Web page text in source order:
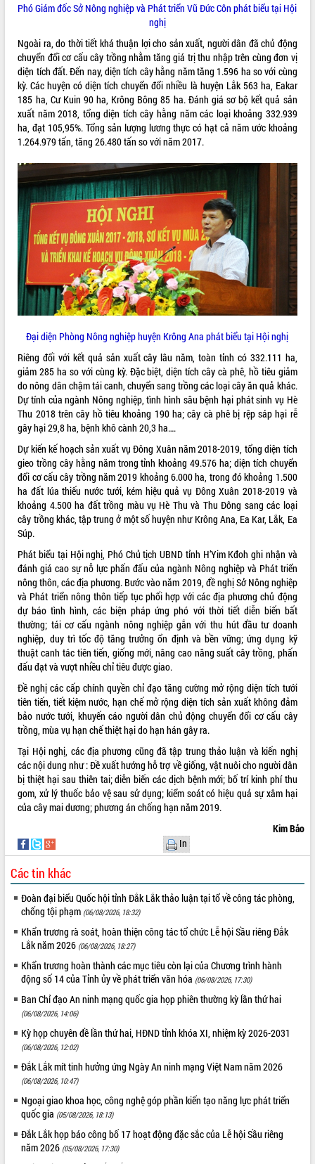
trường Nguyễn Hoàng Hiệp khảo sát
sầu riêng tại Đắk Lắk
Trình diễn nghệ thuật chế biến các
món ăn từ sầu riêng
Đắk Lắk công bố Quy hoạch và xúc
tiến đầu tư tỉnh
Ngành cá ngừ Đắk Lắk chủ động thích
ứng để giữ vững thị trường xuất khẩu
Diễn đàn Kinh tế tư nhân Việt Nam đột
phá cơ chế - Hợp tác công tư
Đề án 06 tạo bước ngoặt đột phá trong
cải cách hành chính tỉnh Đắk Lắk
Kết nối tour, đẩy mạnh chuyển đổi số
để phát triển du lịch Đắk Lắk
Khởi động Dự án Đầu tư xây dựng hạ
tầng kỹ thuật Cụm công nghiệp Tân
Tiến
Gặp mặt các cơ quan báo chí nhân Kỷ
niệm 101 năm Ngày Báo chí Cách
mạng Việt Nam
Đắk Lắk sơ kết 4 năm triển khai thực
hiện Đề án 06 của Chính phủ
Họp báo thông tin về Hội nghị Công bố
Quy hoạch và Xúc tiến đầu tư tỉnh Đắk
Lắk
Khơi thông điểm nghẽn, đẩy nhanh
giải ngân vốn khắc phục thiên tai
HĐND tỉnh thông qua điều chỉnh Quy
hoạch tỉnh thời kỳ 2021-2030
Hội thảo góp ý hồ sơ điều chỉnh quy
hoạch tỉnh Đắk Lắk thời kỳ 2021-2030,
tầm nhìn đến năm 2050
Nâng cao hiệu quả hoạt động của các
doanh nghiệp nhà nước
Hội nghị triển khai kết nối mạng
truyền số liệu chuyên dùng phục vụ cơ
quan Đảng, Nhà nước
Lễ phát động chuỗi hoạt động chung
tay làm sạch môi trường
Xã Ea Kar bước chuyển mình trong
công tác cải cách hành chính mô hình
mới
UBND tỉnh họp báo định kỳ tháng 4
năm 2026
Hội thảo khoa học “Giải pháp thúc đẩy
phát triển nền kinh tế xanh tại tỉnh
Đắk Lắk”
Tăng cường giám sát, đôn đốc thực
hiện nhiệm vụ quản lý tài sản công
hàng tuần
Tháo gỡ những vướng mắc, đẩy mạnh
công tác cải cách thủ tục hành chính
công tỉnh
Đắk Lắk: Tôn vinh 46 giải pháp tại Hội
thi Sáng tạo Kỹ thuật 2024 - 2025
Đắk Lắk rà soát, điều chỉnh Đề án 190
về phát triển nuôi trồng thủy sản
Trương Công Thái kiểm tra thực địa
Dự án cao tốc Khánh Hòa - Buôn Ma
Thuột
Định vị cà phê Việt Nam như một “di
sản sống” trong dòng chảy toàn cầu
Xây dựng nông thôn mới: Nâng cao đời
sống người dân từ những mô hình thiết
thực
Quyết liệt tháo gỡ vướng mắc, đẩy
nhanh tiến độ các dự án trọng điểm
trong Khu kinh tế Nam Phú Yên
Hòn Yến phát triển du lịch gắn với bảo
tồn biển
Lấy ý kiến điều chỉnh Quy hoạch tỉnh
Đắk Lắk thời kỳ 2021-2030, tầm nhìn
Tất cả: 66017120
Phó Giám đốc Sở Nông nghiệp và Phát triển Vũ Đức Côn phát biểu tại Hội
nghị
Ngoài ra, do thời tiết khá thuận lợi cho sản xuất, người dân đã chủ động
chuyển đổi cơ cấu cây trồng nhằm tăng giá trị thu nhập trên cùng đơn vị
diện tích đất. Đến nay, diện tích cây hằng năm tăng 1.596 ha so với cùng
kỳ. Các huyện có diện tích chuyển đổi nhiều là huyện Lắk 563 ha, Eakar
185 ha, Cư Kuin 90 ha, Krông Bông 85 ha. Đánh giá sơ bộ kết quả sản
xuất năm 2018, tổng diện tích cây hằng năm các loại khoảng 332.939
ha, đạt 105,95%. Tổng sản lượng lương thực có hạt cả năm ước khoảng
1.264.979 tấn, tăng 26.480 tấn so với năm 2017.
Đại diện Phòng Nông nghiệp huyện Krông Ana phát biểu tại Hội nghị
Riêng đối với kết quả sản xuất cây lâu năm, toàn tỉnh có 332.111 ha,
giảm 285 ha so với cùng kỳ. Đặc biệt, diện tích cây cà phê, hồ tiêu giảm
do nông dân chậm tái canh, chuyển sang trồng các loại cây ăn quả khác.
Dự tính của ngành Nông nghiệp, tình hình sâu bệnh hại phát sinh vụ Hè
Thu 2018 trên cây hồ tiêu khoảng 190 ha; cây cà phê bị rệp sáp hại rễ
gây hại 29,8 ha, bệnh khô cành 20,3 ha….
Dự kiến kế hoạch sản xuất vụ Đông Xuân năm 2018-2019, tổng diện tích
gieo trồng cây hằng năm trong tỉnh khoảng 49.576 ha; diện tích chuyển
đổi cơ cấu cây trồng năm 2019 khoảng 6.000 ha, trong đó khoảng 1.500
ha đất lúa thiếu nước tưới, kém hiệu quả vụ Đông Xuân 2018-2019 và
khoảng 4.500 ha đất trồng màu vụ Hè Thu và Thu Đông sang các loại
cây trồng khác, tập trung ở một số huyện như Krông Ana, Ea Kar, Lắk, Ea
Súp.
Phát biểu tại Hội nghị, Phó Chủ tịch UBND tỉnh H’Yim Kđoh ghi nhận và
đánh giá cao sự nỗ lực phấn đấu của ngành Nông nghiệp và Phát triển
nông thôn, các địa phương. Bước vào năm 2019, đề nghị Sở Nông nghiệp
và Phát triển nông thôn tiếp tục phối hợp với các địa phương chủ động
dự báo tình hình, các biện pháp ứng phó với thời tiết diễn biến bất
thường; tái cơ cấu ngành nông nghiệp gắn với thu hút đầu tư doanh
nghiệp, duy trì tốc độ tăng trưởng ổn định và bền vững; ứng dụng kỹ
thuật canh tác tiên tiến, giống mới, nâng cao năng suất cây trồng, phấn
đấu đạt và vượt nhiều chỉ tiêu được giao.
Đề nghị các cấp chính quyền chỉ đạo tăng cường mở rộng diện tích tưới
tiên tiến, tiết kiệm nước, hạn chế mở rộng diện tích sản xuất không đảm
bảo nước tưới, khuyến cáo người dân chủ động chuyển đổi cơ cấu cây
trồng, mùa vụ hạn chế thiệt hại do hạn hán gây ra.
Tại Hội nghị, các địa phương cũng đã tập trung thảo luận và kiến nghị
các nội dung như : Đề xuất hướng hỗ trợ về giống, vật nuôi cho người dân
bị thiệt hại sau thiên tai; diễn biến các dịch bệnh mới; bố trí kinh phí thu
gom, xử lý thuốc bảo vệ sau sử dụng; kiểm soát có hiệu quả sự xâm hại
của cây mai dương; phương án chống hạn năm 2019.
Kim Bảo
In
Các tin khác
Đoàn đại biểu Quốc hội tỉnh Đắk Lắk thảo luận tại tổ về công tác phòng,
chống tội phạm (06/08/2026, 18:32)
Khẩn trương rà soát, hoàn thiện công tác tổ chức Lễ hội Sầu riêng Đắk
Lắk năm 2026 (06/08/2026, 18:27)
Khẩn trương hoàn thành các mục tiêu còn lại của Chương trình hành
động số 14 của Tỉnh ủy về phát triển văn hóa (06/08/2026, 17:30)
Ban Chỉ đạo An ninh mạng quốc gia họp phiên thường kỳ lần thứ hai
(06/08/2026, 14:06)
Kỳ họp chuyên đề lần thứ hai, HĐND tỉnh khóa XI, nhiệm kỳ 2026-2031
(06/08/2026, 12:02)
Đắk Lắk mít tinh hưởng ứng Ngày An ninh mạng Việt Nam năm 2026
(06/08/2026, 10:47)
Ngoại giao khoa học, công nghệ góp phần kiến tạo năng lực phát triển
quốc gia (05/08/2026, 18:13)
Đắk Lắk họp báo công bố 17 hoạt động đặc sắc của Lễ hội Sầu riêng
năm 2026 (05/08/2026, 17:30)